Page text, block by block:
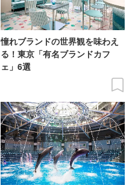
憧れブランドの世界観を味わえ
る！東京「有名ブランドカフ
ェ」6選